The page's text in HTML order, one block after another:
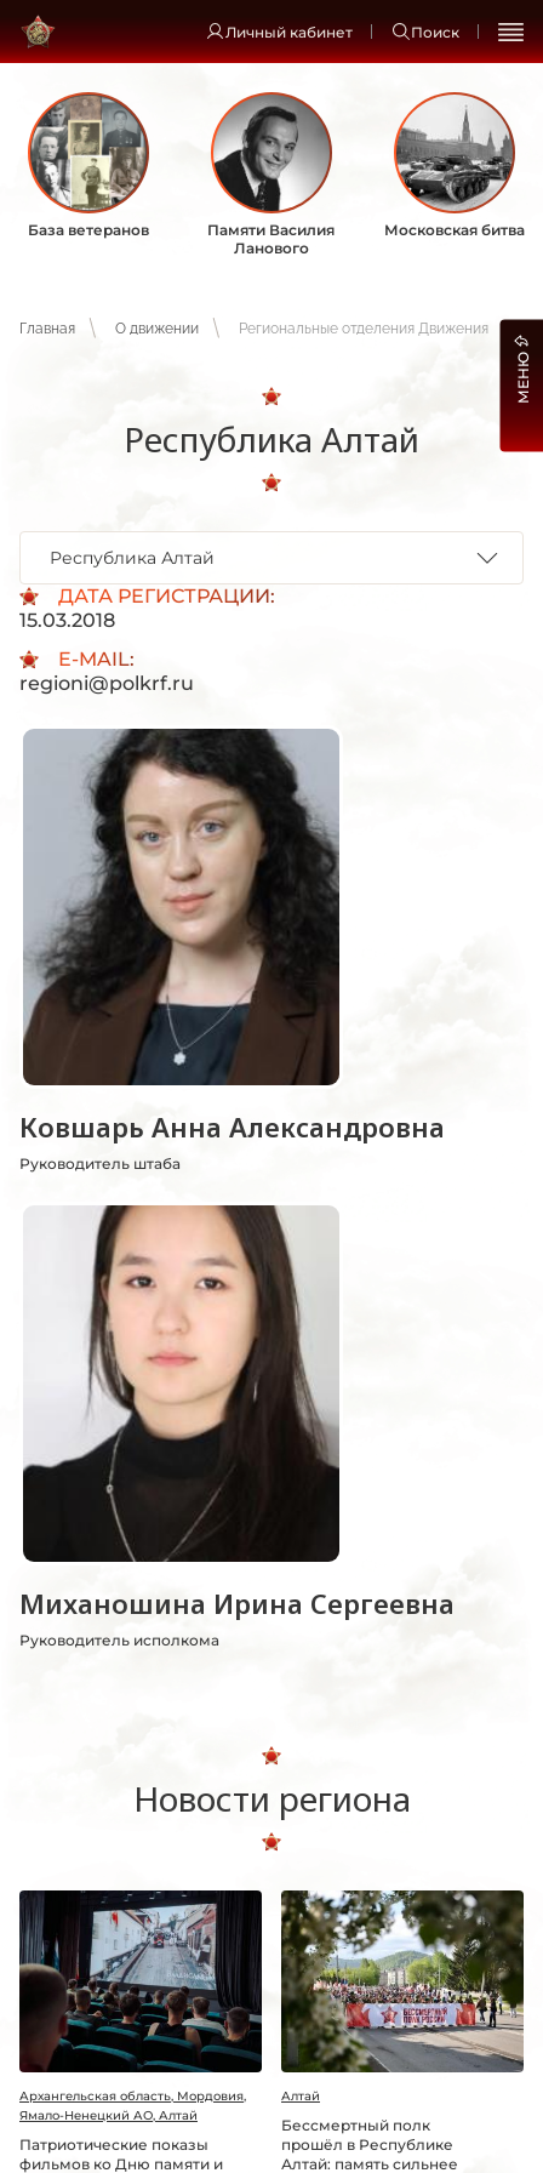
Личный кабинет Поиск
База ветеранов
Памяти Василия
Ланового
Московская битва
Главная О движении Региональные отделения Движения
Республика Алтай
ДАТА РЕГИСТРАЦИИ:
15.03.2018
E-MAIL:
regioni@polkrf.ru
Республика Алтай
Ковшарь Анна Александровна
Руководитель штаба
Миханошина Ирина Сергеевна
Руководитель исполкома
Новости региона
Архангельская область, Мордовия,
Ямало-Ненецкий АО, Алтай
Патриотические показы
фильмов ко Дню памяти и
Алтай
Бессмертный полк
прошёл в Республике
Алтай: память сильнее
МЕНЮ